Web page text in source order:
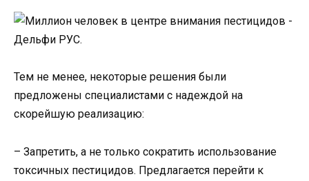
Тем не менее, некоторые решения были
предложены специалистами с надеждой на
скорейшую реализацию:
– Запретить, а не только сократить использование
токсичных пестицидов. Предлагается перейти к